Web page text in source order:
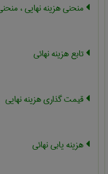
منحنی هزینه نهایی ،
تابع هزینه نهائی
قیمت گذاری هزینه نهایی
هزینه یابی نهائی